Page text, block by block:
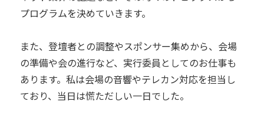
プログラムを決めていきます。
また、登壇者との調整やスポンサー集めから、会場
の準備や会の進行など、実行委員としてのお仕事も
あります。私は会場の音響やテレカン対応を担当し
ており、当日は慌ただしい一日でした。